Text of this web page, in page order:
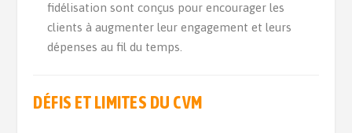
fidélisation sont conçus pour encourager les
clients à augmenter leur engagement et leurs
dépenses au fil du temps.
DÉFIS ET LIMITES DU CVM